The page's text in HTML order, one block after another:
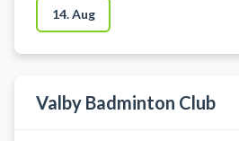
hallerne, kendt som
Frederiksberghallerne og
Frederiksberg Hallen, er en
Frederiksberg. Badminton
banerne i Frederiksberghallen er
14. Aug
Valby Badminton Club